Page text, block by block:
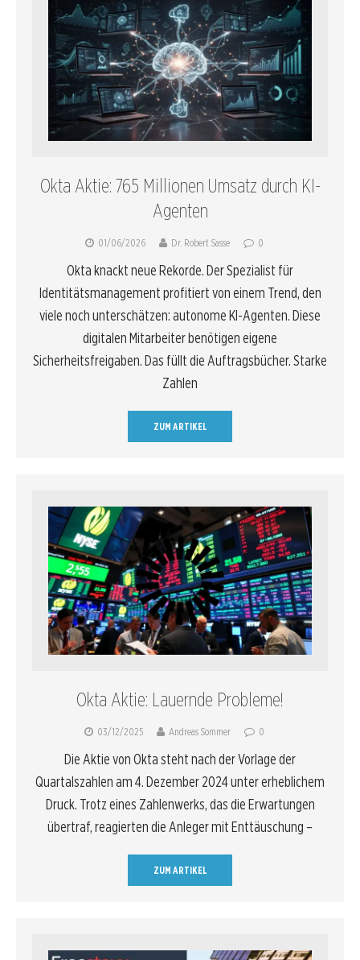
Okta Aktie: 765 Millionen Umsatz durch KI-
Agenten
01/06/2026 Dr. Robert Sasse 0
Okta knackt neue Rekorde. Der Spezialist für
Identitätsmanagement profitiert von einem Trend, den
viele noch unterschätzen: autonome KI-Agenten. Diese
digitalen Mitarbeiter benötigen eigene
Sicherheitsfreigaben. Das füllt die Auftragsbücher. Starke
Zahlen
ZUM ARTIKEL
Okta Aktie: Lauernde Probleme!
03/12/2025 Andreas Sommer 0
Die Aktie von Okta steht nach der Vorlage der
Quartalszahlen am 4. Dezember 2024 unter erheblichem
Druck. Trotz eines Zahlenwerks, das die Erwartungen
übertraf, reagierten die Anleger mit Enttäuschung –
ZUM ARTIKEL